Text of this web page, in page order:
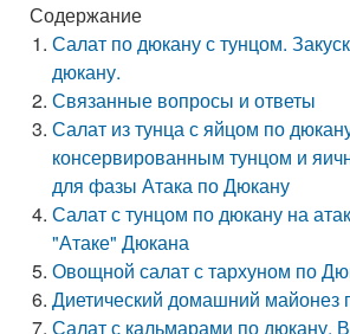
Содержание
Салат по дюкану с тунцом.
дюкану.
Связанные вопросы и ответы
Салат из тунца с яйцом по
консервированным тунцом и
для фазы Атака по Дюкану
Салат с тунцом по дюкану на
"Атаке" Дюкана
Овощной салат с тархуном по
Диетический домашний майонез
Салат с кальмарами по дюкану.